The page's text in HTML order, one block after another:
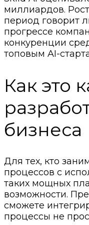
миллиардов.
период говорит
прогрессе
конкуренции
топовым AI-
Как это
бизнеса
Для тех, кто
процессов с
таких мощных
возможности.
сможете
процессы не